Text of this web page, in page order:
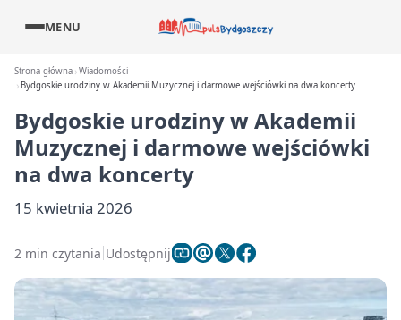
MENU
Strona główna Wiadomości
Bydgoskie urodziny w Akademii Muzycznej i darmowe wejściówki na dwa koncerty
Bydgoskie urodziny w Akademii
Muzycznej i darmowe wejściówki
na dwa koncerty
15 kwietnia 2026
2 min czytania Udostępnij